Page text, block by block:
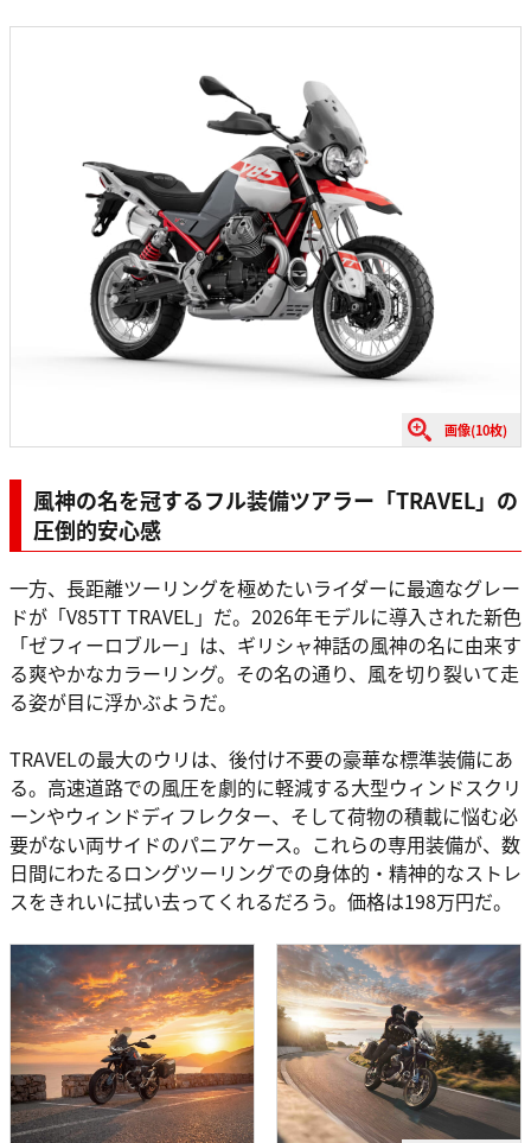
画像(10枚)
風神の名を冠するフル装備ツアラー「TRAVEL」の
圧倒的安心感
一方、長距離ツーリングを極めたいライダーに最適なグレー
ドが「V85TT TRAVEL」だ。2026年モデルに導入された新色
「ゼフィーロブルー」は、ギリシャ神話の風神の名に由来す
る爽やかなカラーリング。その名の通り、風を切り裂いて走
る姿が目に浮かぶようだ。
TRAVELの最大のウリは、後付け不要の豪華な標準装備にあ
る。高速道路での風圧を劇的に軽減する大型ウィンドスクリ
ーンやウィンドディフレクター、そして荷物の積載に悩む必
要がない両サイドのパニアケース。これらの専用装備が、数
日間にわたるロングツーリングでの身体的・精神的なストレ
スをきれいに拭い去ってくれるだろう。価格は198万円だ。